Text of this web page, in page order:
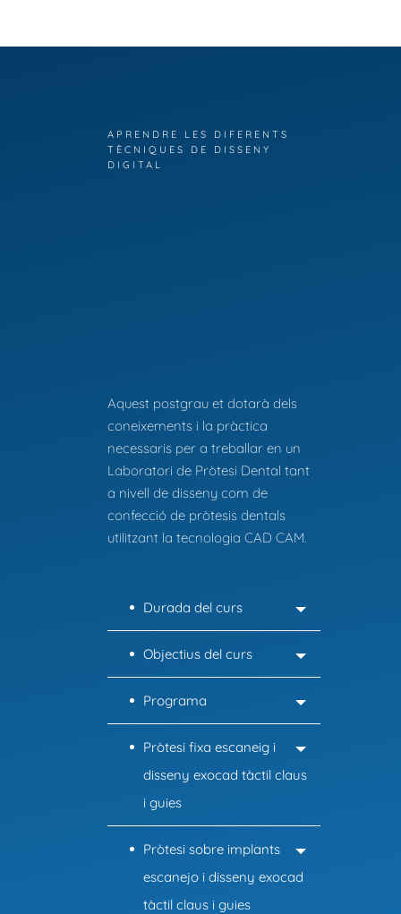
APRENDRE LES DIFERENTS
TÈCNIQUES DE DISSENY
DIGITAL
Aquest postgrau et dotarà dels
coneixements i la pràctica
necessaris per a treballar en un
Laboratori de Pròtesi Dental tant
a nivell de disseny com de
confecció de pròtesis dentals
utilitzant la tecnologia CAD CAM.
Durada del curs
Objectius del curs
Programa
Pròtesi fixa escaneig i
disseny exocad tàctil claus
i guies
Pròtesi sobre implants
escanejo i disseny exocad
tàctil claus i guies